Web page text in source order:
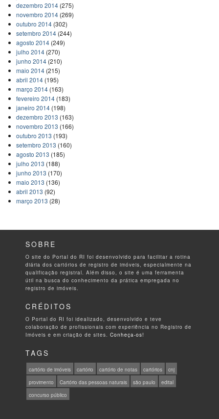
dezembro 2014(275)
novembro 2014(269)
outubro 2014(302)
setembro 2014(244)
agosto 2014(249)
julho 2014(270)
junho 2014(210)
maio 2014(215)
abril 2014(195)
março 2014(163)
fevereiro 2014(183)
janeiro 2014(198)
dezembro 2013 (163)
novembro 2013 (166)
outubro 2013 (193)
setembro 2013 (160)
agosto 2013 (185)
julho 2013 (188)
junho 2013 (170)
maio 2013 (136)
abril 2013 (92)
março 2013 (28)
SOBRE
O site do Portal do RI foi desenvolvido para facilitar a rotina
diária dos cartórios de registro de imóveis, especialmente na
qualificação registral. Além disso, o site é uma ferramenta
útil na busca do conhecimento da prática empregada no
registro de imóveis.
CRÉDITOS
O Portal do RI foi idealizado, desenvolvido e teve
colaboração de profissionais com experiência no Registro de
Imóveis e em criação de sites.Conheça-os!
TAGS
cartório de imóveis cartório cartório de notas cartórios
cnj
provimento
Cartório das pessoas naturais são paulo
edital
concurso público